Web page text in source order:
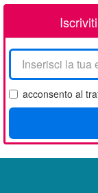
La
tua
email
acconsento al